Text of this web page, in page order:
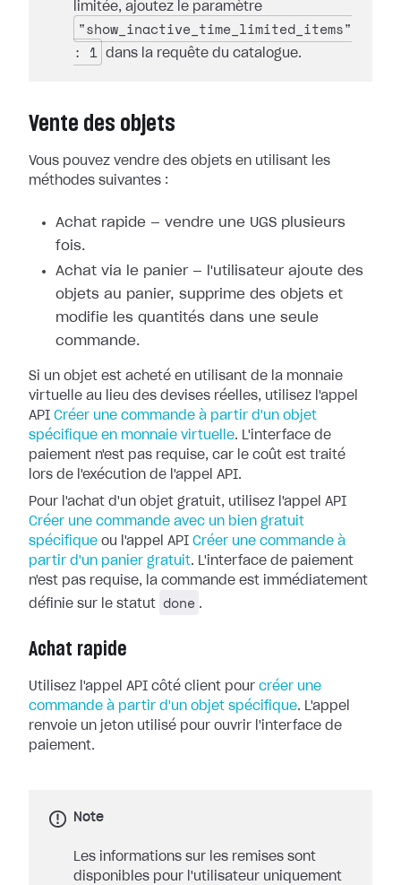
limitée, ajoutez le paramètre
"show_inactive_time_limited_items"
: 1
dans la requête du catalogue.
Vente des objets
Vous pouvez vendre des objets en utilisant les
méthodes suivantes :
Achat rapide — vendre une UGS plusieurs
fois.
Achat via le panier — l'utilisateur ajoute des
objets au panier, supprime des objets et
modifie les quantités dans une seule
commande.
Si un objet est acheté en utilisant de la monnaie
virtuelle au lieu des devises réelles, utilisez l'appel
API Créer une commande à partir d'un objet
spécifique en monnaie virtuelle. L'interface de
paiement n'est pas requise, car le coût est traité
lors de l'exécution de l'appel API.
Pour l'achat d'un objet gratuit, utilisez l'appel API
Créer une commande avec un bien gratuit
spécifique ou l'appel API Créer une commande à
partir d'un panier gratuit. L'interface de paiement
n'est pas requise, la commande est immédiatement
définie sur le statut
done .
Achat rapide
Utilisez l'appel API côté client pour créer une
commande à partir d'un objet spécifique. L'appel
renvoie un jeton utilisé pour ouvrir l'interface de
paiement.
Note
Les informations sur les remises sont
disponibles pour l'utilisateur uniquement